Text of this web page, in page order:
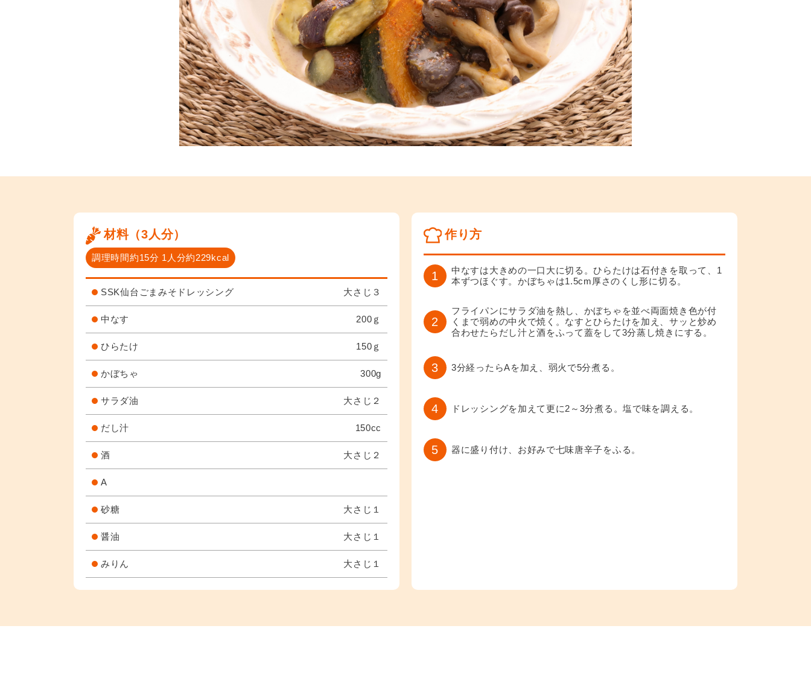
材料（3人分）
調理時間約15分 1人分約229kcal
SSK仙台ごまみそドレッシング 大さじ３
中なす 200ｇ
ひらたけ 150ｇ
かぼちゃ 300g
サラダ油 大さじ２
だし汁 150cc
酒 大さじ２
A
砂糖 大さじ１
醤油 大さじ１
みりん 大さじ１
作り方
1
中なすは大きめの一口大に切る。ひらたけは石付きを取って、1
本ずつほぐす。かぼちゃは1.5cm厚さのくし形に切る。
2
フライパンにサラダ油を熱し、かぼちゃを並べ両面焼き色が付
くまで弱めの中火で焼く。なすとひらたけを加え、サッと炒め
合わせたらだし汁と酒をふって蓋をして3分蒸し焼きにする。
3 3分経ったらAを加え、弱火で5分煮る。
4 ドレッシングを加えて更に2～3分煮る。塩で味を調える。
5 器に盛り付け、お好みで七味唐辛子をふる。